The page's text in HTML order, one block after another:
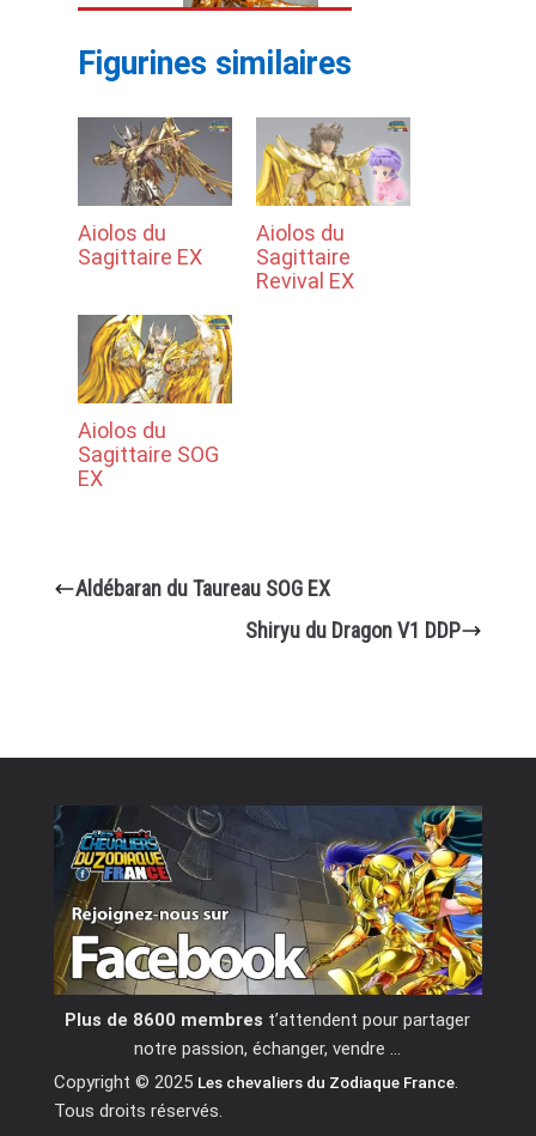
Figurines similaires
Aiolos du
Sagittaire EX
Aiolos du
Sagittaire
Revival EX
Aiolos du
Sagittaire SOG
EX
Aldébaran du Taureau SOG EX
Shiryu du Dragon V1 DDP
Plus de 8600 membres t’attendent pour partager
notre passion, échanger, vendre …
Copyright © 2025 Les chevaliers du Zodiaque France.
Tous droits réservés.